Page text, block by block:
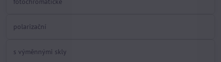
polarizační
s výměnnými skly